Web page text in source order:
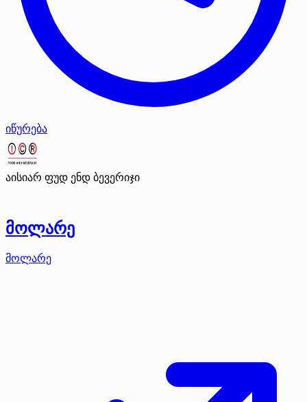
იწურება
აისიარ ფუდ ენდ ბევერიჯი
მოლარე
მოლარე